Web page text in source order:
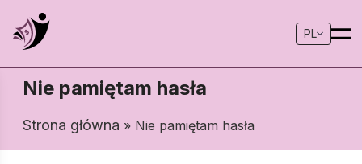
PL
Nie pamiętam hasła
Strona główna » Nie pamiętam hasła